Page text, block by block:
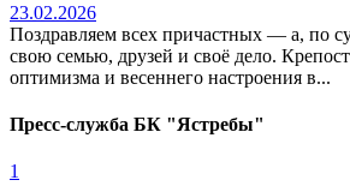
23.02.2026
Поздравляем всех причастных — а, по
свою семью, друзей и своё дело.
оптимизма и весеннего настроения в...
Пресс-служба БК "Ястребы"
1